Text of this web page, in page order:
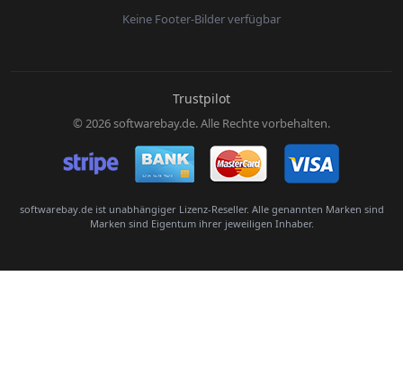
Keine Footer-Bilder verfügbar
Trustpilot
© 2026 softwarebay.de. Alle Rechte vorbehalten.
softwarebay.de ist unabhängiger Lizenz-Reseller. Alle genannten Marken sind
Marken sind Eigentum ihrer jeweiligen Inhaber.